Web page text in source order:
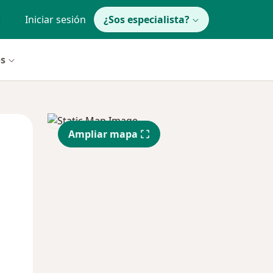
Iniciar sesión ¿Sos especialista?
Jue
13 Ago
Vie
14 Ago
Ampliar mapa